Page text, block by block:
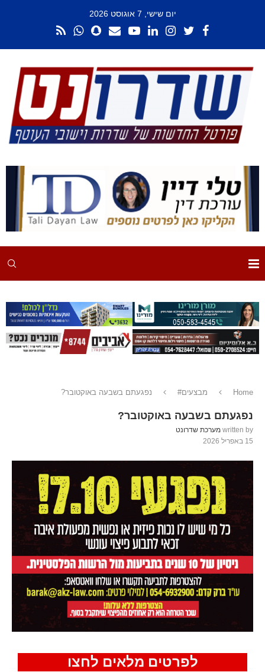
יום שישי, 7 אוגוסט 2026
Home מבצעים# נפגעתם בשבעה באוקטובר?
נפגעתם בשבעה באוקטובר?
written by מערכת שדרונט
15 באפריל 2026
לפרטים מלאים לחצו